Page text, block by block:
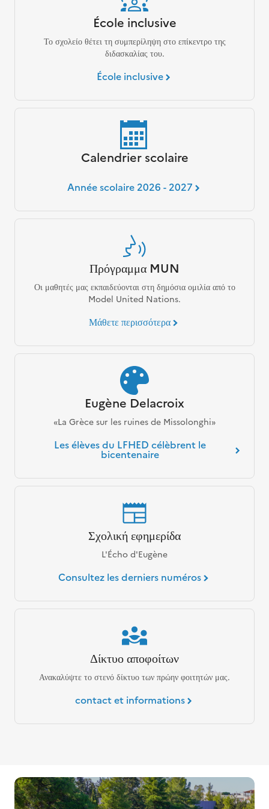
École inclusive
Το σχολείο θέτει τη συμπερίληψη στο επίκεντρο της
διδασκαλίας του.
École inclusive
Calendrier scolaire
Année scolaire 2026 - 2027
Πρόγραμμα MUN
Οι μαθητές μας εκπαιδεύονται στη δημόσια ομιλία από το
Model United Nations.
Μάθετε περισσότερα
Eugène Delacroix
«La Grèce sur les ruines de Missolonghi»
Les élèves du LFHED célèbrent le
bicentenaire
Σχολική εφημερίδα
L'Écho d'Eugène
Consultez les derniers numéros
Δίκτυο αποφοίτων
Ανακαλύψτε το στενό δίκτυο των πρώην φοιτητών μας.
contact et informations